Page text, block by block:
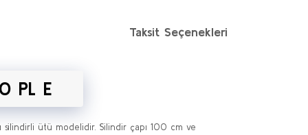
Taksit Seçenekleri
PL E
silindirli ütü modelidir. Silindir çapı 100 cm ve